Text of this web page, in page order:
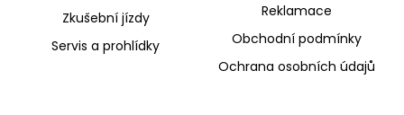
Zkušební jízdy
Servis a prohlídky
Reklamace
Obchodní podmínky
Ochrana osobních údajů